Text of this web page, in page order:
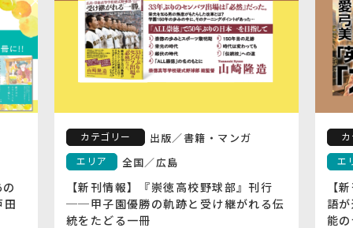
カテゴリー 出版 ／ 書籍・マンガ
エリア 全国 ／ 広島
【新刊情報】『崇徳高校野球部』刊行
──甲子園優勝の軌跡と受け継がれる伝
統をたどる一冊
エ
【
語
能